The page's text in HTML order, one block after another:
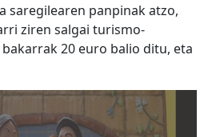
saregilearen panpinak atzo,
ziren salgai turismo-
20 euro balio ditu, eta